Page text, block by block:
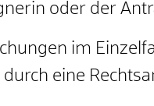
oder der
im
durch eine